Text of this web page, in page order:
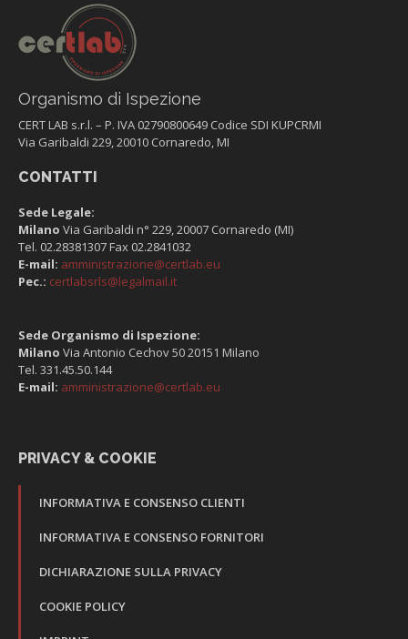
Organismo di Ispezione
CERT LAB s.r.l. – P. IVA 02790800649 Codice SDI KUPCRMI
Via Garibaldi 229, 20010 Cornaredo, MI
CONTATTI
Sede Legale:
Milano Via Garibaldi n° 229, 20007 Cornaredo (MI)
Tel. 02.28381307 Fax 02.2841032
E-mail: amministrazione@certlab.eu
Pec.: certlabsrls@legalmail.it
Sede Organismo di Ispezione:
Milano Via Antonio Cechov 50 20151 Milano
Tel. 331.45.50.144
E-mail: amministrazione@certlab.eu
PRIVACY & COOKIE
INFORMATIVA E CONSENSO CLIENTI
INFORMATIVA E CONSENSO FORNITORI
DICHIARAZIONE SULLA PRIVACY
COOKIE POLICY